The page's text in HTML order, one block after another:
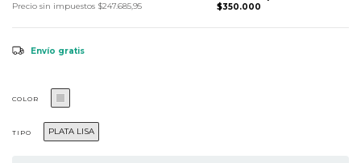
Precio sin impuestos $247.685,95
Envío gratis
COLOR
TIPO PLATA LISA